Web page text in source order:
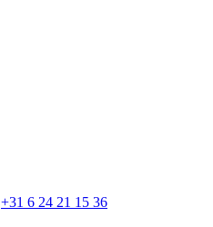
+31 6 24 21 15 36